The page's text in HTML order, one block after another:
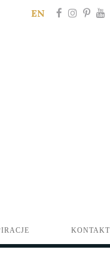
EN
KONTAKT